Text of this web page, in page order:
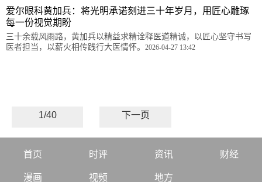
爱尔眼科黄加兵：将光明承诺刻进三十年岁月，用匠心雕琢
每一份视觉期盼
三十余载风雨路，黄加兵以精益求精诠释医道精诚，以匠心坚守书写
医者担当，以薪火相传践行大医情怀。 2026-04-27 13:42
1/40 下一页
首页 时评 资讯 财经
漫画 视频 地方